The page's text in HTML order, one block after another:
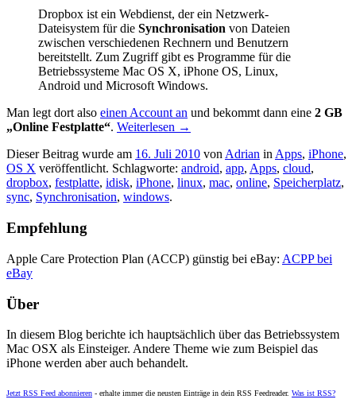
Dropbox ist ein Webdienst, der ein Netzwerk-
Dateisystem für die Synchronisation von Dateien
zwischen verschiedenen Rechnern und Benutzern
bereitstellt. Zum Zugriff gibt es Programme für die
Betriebssysteme Mac OS X, iPhone OS, Linux,
Android und Microsoft Windows.
Man legt dort also einen Account an und bekommt dann eine 2 GB
„Online Festplatte“. Weiterlesen →
Dieser Beitrag wurde am 16. Juli 2010 von Adrian in Apps, iPhone,
OS X veröffentlicht. Schlagworte: android, app, Apps, cloud,
dropbox, festplatte, idisk, iPhone, linux, mac, online, Speicherplatz,
sync, Synchronisation, windows.
Empfehlung
Apple Care Protection Plan (ACCP) günstig bei eBay: ACPP bei
eBay
Über
In diesem Blog berichte ich hauptsächlich über das Betriebssystem
Mac OSX als Einsteiger. Andere Theme wie zum Beispiel das
iPhone werden aber auch behandelt.
Jetzt RSS Feed abonnieren - erhalte immer die neusten Einträge in dein RSS Feedreader. Was ist RSS?